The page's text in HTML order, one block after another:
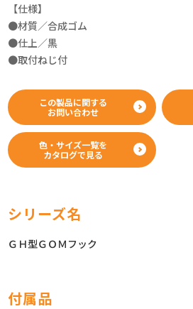
【仕様】
●材質／合成ゴム
●仕上／黒
●取付ねじ付
この製品に関する
お問い合わせ
色・サイズ一覧を
カタログで見る
シリーズ名
ＧＨ型ＧＯＭフック
付属品